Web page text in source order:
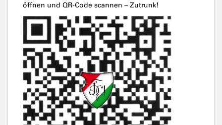
öffnen und QR-Code scannen – Zutrunk!